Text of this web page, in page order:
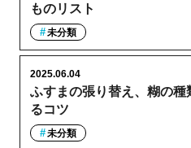
ものリスト
未分類
ふすまの張り替え、糊の
るコツ
2025.06.04
未分類